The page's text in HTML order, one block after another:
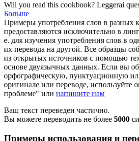
Will you read this cookbook? Leggerai
Больше
Примеры употребления слов в разных
предоставляются исключительно в
е. для изучения употребления слов в
их перевода на другой. Все образцы
из открытых источников с помощью
основе двуязычных данных. Если вы
орфографическую, пунктуационную
оригинале или переводе,
проблеме" или напишите нам
Ваш текст переведен частично.
Вы можете переводить не более 5000
Примеры использования и